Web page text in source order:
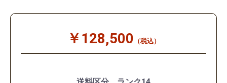
￥128,500 （税込）